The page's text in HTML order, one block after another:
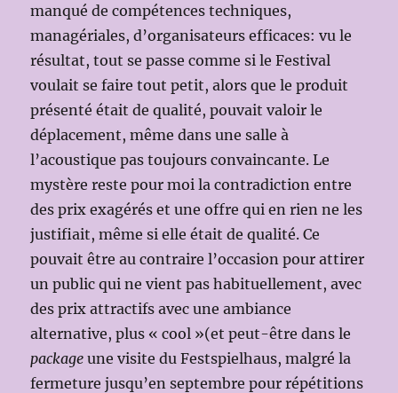
manqué de compétences techniques,
managériales, d’organisateurs efficaces: vu le
résultat, tout se passe comme si le Festival
voulait se faire tout petit, alors que le produit
présenté était de qualité, pouvait valoir le
déplacement, même dans une salle à
l’acoustique pas toujours convaincante. Le
mystère reste pour moi la contradiction entre
des prix exagérés et une offre qui en rien ne les
justifiait, même si elle était de qualité. Ce
pouvait être au contraire l’occasion pour attirer
un public qui ne vient pas habituellement, avec
des prix attractifs avec une ambiance
alternative, plus « cool »(et peut-être dans le
package une visite du Festspielhaus, malgré la
fermeture jusqu’en septembre pour répétitions